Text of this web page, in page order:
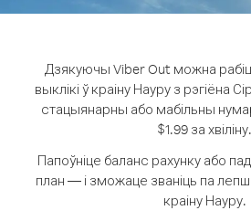
Дзякуючы Viber Out можна
выклікі ў краіну Науру з рэгіёна
стацыянарны або мабільны
$1.99 за хвіліну.
Папоўніце баланс рахунку або
план — і зможаце званіць па
краіну Науру.